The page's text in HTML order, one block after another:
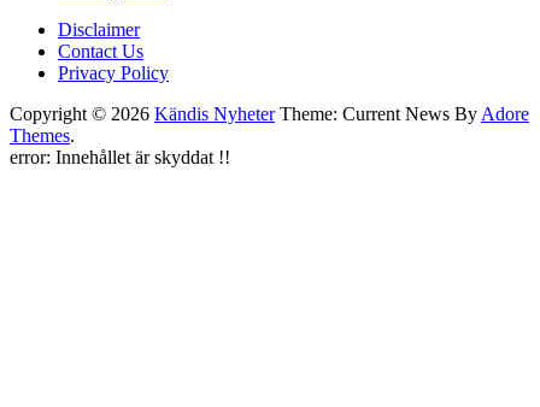
Disclaimer
Contact Us
Privacy Policy
Copyright © 2026 Kändis NyheterTheme: Current News By Adore
Themes.
error: Innehållet är skyddat !!